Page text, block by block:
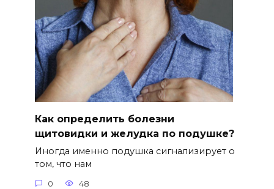
Как определить болезни
щитовидки и желудка по подушке?
Иногда именно подушка сигнализирует о
том, что нам
0 48